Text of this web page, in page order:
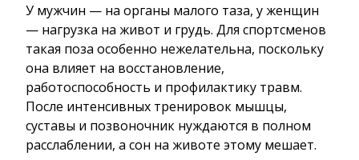
У мужчин — на органы малого таза, у женщин
— нагрузка на живот и грудь. Для спортсменов
такая поза особенно нежелательна, поскольку
она влияет на восстановление,
работоспособность и профилактику травм.
После интенсивных тренировок мышцы,
суставы и позвоночник нуждаются в полном
расслаблении, а сон на животе этому мешает.